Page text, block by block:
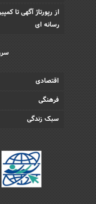
از رپورتاژ آگهی تا
رسانه ای
اقتصادی
فرهنگی
سبک زندگی